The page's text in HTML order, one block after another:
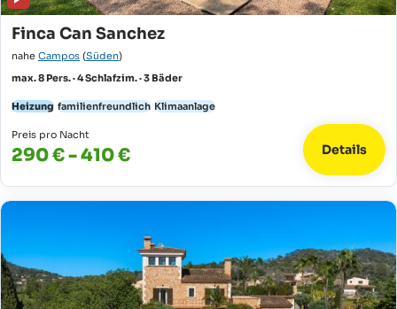
Finca Can Sanchez
nahe Campos (Süden)
max. 8 Pers. · 4 Schlafzim. · 3 Bäder
Heizung familienfreundlich Klimaanlage
Preis pro Nacht
290 € - 410 € Details